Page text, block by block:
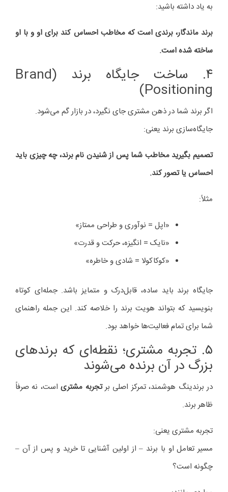
به یاد داشته باشید:
برند ماندگار، برندی است که مخاطب احساس کند برای او و با او
ساخته شده است.
۴. ساخت جایگاه برند (Brand
Positioning)
اگر برند شما در ذهن مشتری جای نگیرد، در بازار گم می‌شود.
جایگاه‌سازی برند یعنی:
تصمیم بگیرید مخاطب شما پس از شنیدن نام برند، چه چیزی باید
احساس یا تصور کند.
مثلاً:
«اپل = نوآوری و طراحی ممتاز»
«نایک = انگیزه، حرکت و قدرت»
«کوکاکولا = شادی و خاطره»
جایگاه برند باید ساده، قابل‌درک و متمایز باشد. جمله‌ای کوتاه
بنویسید که بتواند هویت برند را خلاصه کند. این جمله راهنمای
شما برای تمام فعالیت‌ها خواهد بود.
۵. تجربه مشتری؛ نقطه‌ای که برندهای
بزرگ در آن برنده می‌شوند
در برندینگ هوشمند، تمرکز اصلی برتجربه مشتریاست، نه صرفاً
ظاهر برند.
تجربه مشتری یعنی:
مسیر تعامل او با برند – از اولین آشنایی تا خرید و پس از آن –
چگونه است؟